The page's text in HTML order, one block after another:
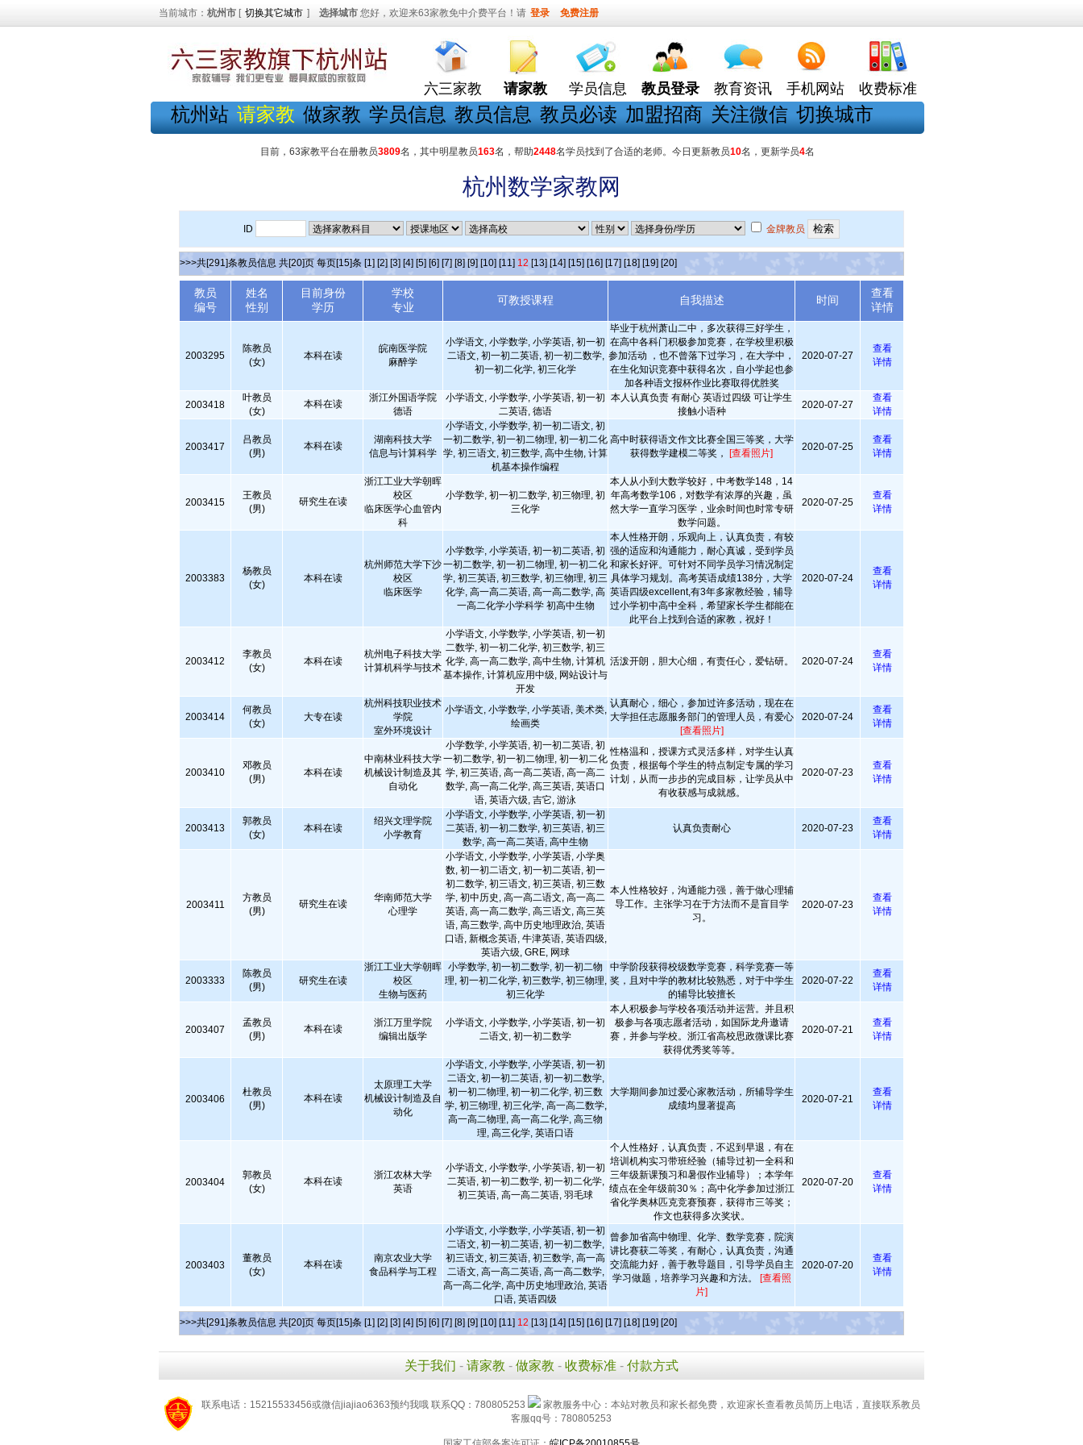
当前城市： 杭州市 [ 切换其它城市 ] 选择城市 您好，欢迎来63家教免中介费平台！请 登录 免费注册
六三家教 请家教 学员信息 教员登录 教育资讯 手机网站 收费标准
杭州站 请家教 做家教 学员信息 教员信息 教员必读 加盟招商 关注微信 切换城市
目前，63家教平台在册教员3809名，其中明星教员163名，帮助2448名学员找到了合适的老师。今日更新教员10名，更新学员4名
杭州数学家教网
ID 金牌教员
>>>共[291]条教员信息 共[20]页 每页[15]条 [1] [2] [3] [4] [5] [6] [7] [8] [9] [10] [11] 12 [13] [14] [15] [16] [17] [18] [19] [20]
教员
编号
姓名
性别
目前身份
学历
学校
专业
可教授课程 自我描述 时间
查看
详情
2003295
陈教员
(女)
本科在读
皖南医学院
麻醉学
小学语文, 小学数学, 小学英语, 初一初
二语文, 初一初二英语, 初一初二数学,
初一初二化学, 初三化学
毕业于杭州萧山二中，多次获得三好学生，
在高中各科门积极参加竞赛，在学校里积极
参加活动 ，也不曾落下过学习，在大学中，
在生化知识竞赛中获得名次，自小学起也参
加各种语文报杯作业比赛取得优胜奖
2020-07-27
查看
详情
2003418
叶教员
(女)
本科在读
浙江外国语学院
德语
小学语文, 小学数学, 小学英语, 初一初
二英语, 德语
本人认真负责 有耐心 英语过四级 可让学生
接触小语种
2020-07-27
查看
详情
2003417
吕教员
(男)
本科在读
湖南科技大学
信息与计算科学
小学语文, 小学数学, 初一初二语文, 初
一初二数学, 初一初二物理, 初一初二化
学, 初三语文, 初三数学, 高中生物, 计算
机基本操作编程
高中时获得语文作文比赛全国三等奖，大学
获得数学建模二等奖， [查看照片]
2020-07-25
查看
详情
2003415
王教员
(男)
研究生在读
浙江工业大学朝晖
校区
临床医学心血管内
科
小学数学, 初一初二数学, 初三物理, 初
三化学
本人从小到大数学较好，中考数学148，14
年高考数学106，对数学有浓厚的兴趣，虽
然大学一直学习医学，业余时间也时常专研
数学问题。
2020-07-25
查看
详情
2003383
杨教员
(女)
本科在读
杭州师范大学下沙
校区
临床医学
小学数学, 小学英语, 初一初二英语, 初
一初二数学, 初一初二物理, 初一初二化
学, 初三英语, 初三数学, 初三物理, 初三
化学, 高一高二英语, 高一高二数学, 高
一高二化学小学科学 初高中生物
本人性格开朗，乐观向上，认真负责，有较
强的适应和沟通能力，耐心真诚，受到学员
和家长好评。可针对不同学员学习情况制定
具体学习规划。高考英语成绩138分，大学
英语四级excellent,有3年多家教经验，辅导
过小学初中高中全科，希望家长学生都能在
此平台上找到合适的家教，祝好！
2020-07-24
查看
详情
2003412
李教员
(女)
本科在读
杭州电子科技大学
计算机科学与技术
小学语文, 小学数学, 小学英语, 初一初
二数学, 初一初二化学, 初三数学, 初三
化学, 高一高二数学, 高中生物, 计算机
基本操作, 计算机应用中级, 网站设计与
开发
活泼开朗，胆大心细，有责任心，爱钻研。 2020-07-24
查看
详情
2003414
何教员
(女)
大专在读
杭州科技职业技术
学院
室外环境设计
小学语文, 小学数学, 小学英语, 美术类,
绘画类
认真耐心，细心，参加过许多活动，现在在
大学担任志愿服务部门的管理人员，有爱心
[查看照片]
2020-07-24
查看
详情
2003410
邓教员
(男)
本科在读
中南林业科技大学
机械设计制造及其
自动化
小学数学, 小学英语, 初一初二英语, 初
一初二数学, 初一初二物理, 初一初二化
学, 初三英语, 高一高二英语, 高一高二
数学, 高一高二化学, 高三英语, 英语口
语, 英语六级, 吉它, 游泳
性格温和，授课方式灵活多样，对学生认真
负责，根据每个学生的特点制定专属的学习
计划，从而一步步的完成目标，让学员从中
有收获感与成就感。
2020-07-23
查看
详情
2003413
郭教员
(女)
本科在读
绍兴文理学院
小学教育
小学语文, 小学数学, 小学英语, 初一初
二英语, 初一初二数学, 初三英语, 初三
数学, 高一高二英语, 高中生物
认真负责耐心 2020-07-23
查看
详情
2003411
方教员
(男)
研究生在读
华南师范大学
心理学
小学语文, 小学数学, 小学英语, 小学奥
数, 初一初二语文, 初一初二英语, 初一
初二数学, 初三语文, 初三英语, 初三数
学, 初中历史, 高一高二语文, 高一高二
英语, 高一高二数学, 高三语文, 高三英
语, 高三数学, 高中历史地理政治, 英语
口语, 新概念英语, 牛津英语, 英语四级,
英语六级, GRE, 网球
本人性格较好，沟通能力强，善于做心理辅
导工作。主张学习在于方法而不是盲目学
习。
2020-07-23
查看
详情
2003333
陈教员
(男)
研究生在读
浙江工业大学朝晖
校区
生物与医药
小学数学, 初一初二数学, 初一初二物
理, 初一初二化学, 初三数学, 初三物理,
初三化学
中学阶段获得校级数学竞赛，科学竞赛一等
奖，且对中学的教材比较熟悉，对于中学生
的辅导比较擅长
2020-07-22
查看
详情
2003407
孟教员
(男)
本科在读
浙江万里学院
编辑出版学
小学语文, 小学数学, 小学英语, 初一初
二语文, 初一初二数学
本人积极参与学校各项活动并运营。并且积
极参与各项志愿者活动，如国际龙舟邀请
赛，并参与学校。浙江省高校思政微课比赛
获得优秀奖等等。
2020-07-21
查看
详情
2003406
杜教员
(男)
本科在读
太原理工大学
机械设计制造及自
动化
小学语文, 小学数学, 小学英语, 初一初
二语文, 初一初二英语, 初一初二数学,
初一初二物理, 初一初二化学, 初三数
学, 初三物理, 初三化学, 高一高二数学,
高一高二物理, 高一高二化学, 高三物
理, 高三化学, 英语口语
大学期间参加过爱心家教活动，所辅导学生
成绩均显著提高
2020-07-21
查看
详情
2003404
郭教员
(女)
本科在读
浙江农林大学
英语
小学语文, 小学数学, 小学英语, 初一初
二英语, 初一初二数学, 初一初二化学,
初三英语, 高一高二英语, 羽毛球
个人性格好，认真负责，不迟到早退，有在
培训机构实习带班经验（辅导过初一全科和
三年级新课预习和暑假作业辅导）；本学年
绩点在全年级前30％；高中化学参加过浙江
省化学奥林匹克竞赛预赛，获得市三等奖；
作文也获得多次奖状。
2020-07-20
查看
详情
2003403
董教员
(女)
本科在读
南京农业大学
食品科学与工程
小学语文, 小学数学, 小学英语, 初一初
二语文, 初一初二英语, 初一初二数学,
初三语文, 初三英语, 初三数学, 高一高
二语文, 高一高二英语, 高一高二数学,
高一高二化学, 高中历史地理政治, 英语
口语, 英语四级
曾参加省高中物理、化学、数学竞赛，院演
讲比赛获二等奖，有耐心，认真负责，沟通
交流能力好，善于教导题目，引导学员自主
学习做题，培养学习兴趣和方法。
[查看照
片]
2020-07-20
查看
详情
>>>共[291]条教员信息 共[20]页 每页[15]条 [1] [2] [3] [4] [5] [6] [7] [8] [9] [10] [11] 12 [13] [14] [15] [16] [17] [18] [19] [20]
关于我们 - 请家教 - 做家教 - 收费标准 - 付款方式
联系电话：15215533456或微信jiajiao6363预约我哦 联系QQ：780805253
家教服务中心：本站对教员和家长都免费，欢迎家长查看教员简历上电话，直接联系教员
客服qq号：780805253